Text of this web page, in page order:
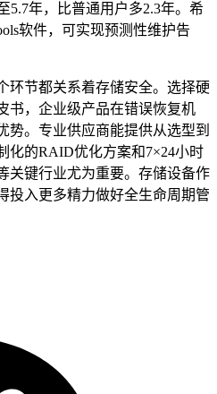
5.7年，比普通用户多2.3年。希
软件，可实现预测性维护告
环节都关系着存储安全。选择硬
书，企业级产品在错误恢复机
势。专业供应商能提供从选型到
化的RAID优化方案和7×24小时
关键行业尤为重要。存储设备作
投入更多精力做好全生命周期管